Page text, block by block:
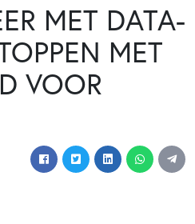
MET DATA-
MET
VOOR